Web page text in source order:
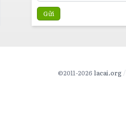
Gửi
©2011-2026 lacai.org